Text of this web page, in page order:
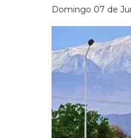
Domingo 07 de